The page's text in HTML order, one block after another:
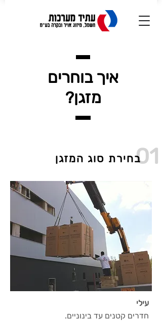
איך בוחרים
מזגן?
01בחירת סוג המזגן
עילי
חדרים קטנים עד בינוניים.